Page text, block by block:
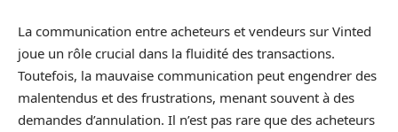
La communication entre acheteurs et vendeurs sur Vinted
joue un rôle crucial dans la fluidité des transactions.
Toutefois, la mauvaise communication peut engendrer des
malentendus et des frustrations, menant souvent à des
demandes d’annulation. Il n’est pas rare que des acheteurs